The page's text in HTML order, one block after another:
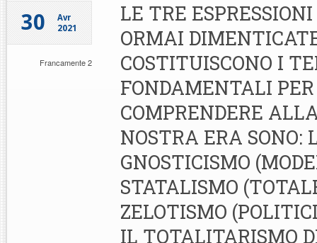
30
Avr
2021
Francamente 2
LE TRE
ORMAI
COSTITUISCONO I
FONDAMENTALI PER
COMPRENDERE
NOSTRA ERA SONO:
GNOSTICISMO
STATALISMO
ZELOTISMO
IL TOTALITARISMO